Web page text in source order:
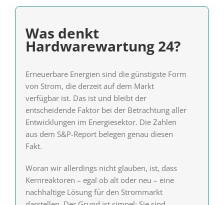
Was denkt
Hardwarewartung 24?
Erneuerbare Energien sind die günstigste Form
von Strom, die derzeit auf dem Markt
verfügbar ist. Das ist und bleibt der
entscheidende Faktor bei der Betrachtung aller
Entwicklungen im Energiesektor. Die Zahlen
aus dem S&P-Report belegen genau diesen
Fakt.
Woran wir allerdings nicht glauben, ist, dass
Kernreaktoren – egal ob alt oder neu – eine
nachhaltige Lösung für den Strommarkt